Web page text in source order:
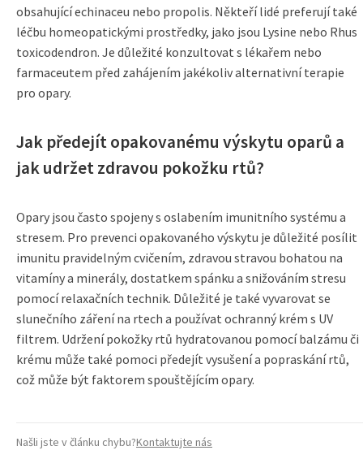
obsahující echinaceu nebo propolis. Někteří lidé preferují také
léčbu homeopatickými prostředky, jako jsou Lysine nebo Rhus
toxicodendron. Je důležité konzultovat s lékařem nebo
farmaceutem před zahájením jakékoliv alternativní terapie
pro opary.
Jak předejít opakovanému výskytu oparů a
jak udržet zdravou pokožku rtů?
Opary jsou často spojeny s oslabením imunitního systému a
stresem. Pro prevenci opakovaného výskytu je důležité posílit
imunitu pravidelným cvičením, zdravou stravou bohatou na
vitamíny a minerály, dostatkem spánku a snižováním stresu
pomocí relaxačních technik. Důležité je také vyvarovat se
slunečního záření na rtech a používat ochranný krém s UV
filtrem. Udržení pokožky rtů hydratovanou pomocí balzámu či
krému může také pomoci předejít vysušení a popraskání rtů,
což může být faktorem spouštějícím opary.
Našli jste v článku chybu?Kontaktujte nás